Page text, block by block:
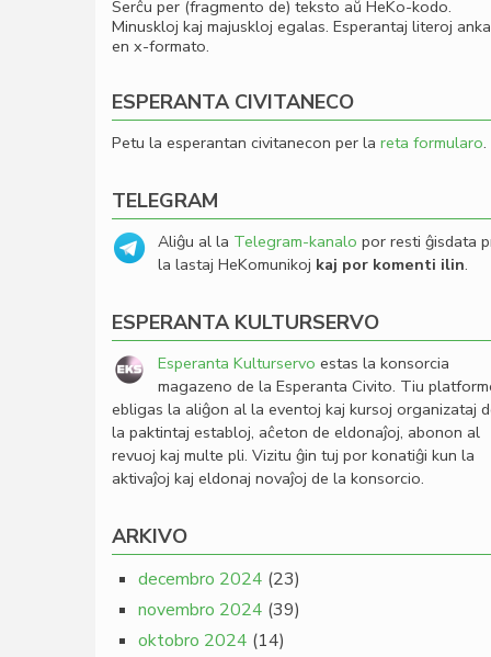
Serĉu per (fragmento de) teksto aŭ HeKo-kodo.
Minuskloj kaj majuskloj egalas. Esperantaj literoj
en x-formato.
ESPERANTA CIVITANECO
Petu la esperantan civitanecon per la reta formularo.
TELEGRAM
Aliĝu al la Telegram-kanalo por resti ĝisdata
la lastaj HeKomunikoj kaj por komenti ilin.
ESPERANTA KULTURSERVO
Esperanta Kulturservo estas la konsorcia
magazeno de la Esperanta Civito. Tiu
ebligas la aliĝon al la eventoj kaj kursoj organizataj
la paktintaj establoj, aĉeton de eldonaĵoj, abonon al
revuoj kaj multe pli. Vizitu ĝin tuj por konatiĝi kun la
aktivaĵoj kaj eldonaj novaĵoj de la konsorcio.
ARKIVO
decembro 2024 (23)
novembro 2024 (39)
oktobro 2024 (14)